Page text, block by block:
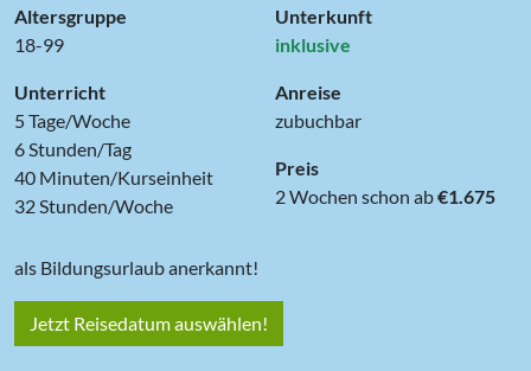
Altersgruppe
18-99
Unterricht
5 Tage/Woche
6 Stunden/Tag
40 Minuten/Kurseinheit
32 Stunden/Woche
Unterkunft
inklusive
Anreise
zubuchbar
Preis
2 Wochen schon ab€1.675
als Bildungsurlaub anerkannt!
Jetzt Reisedatum auswählen!